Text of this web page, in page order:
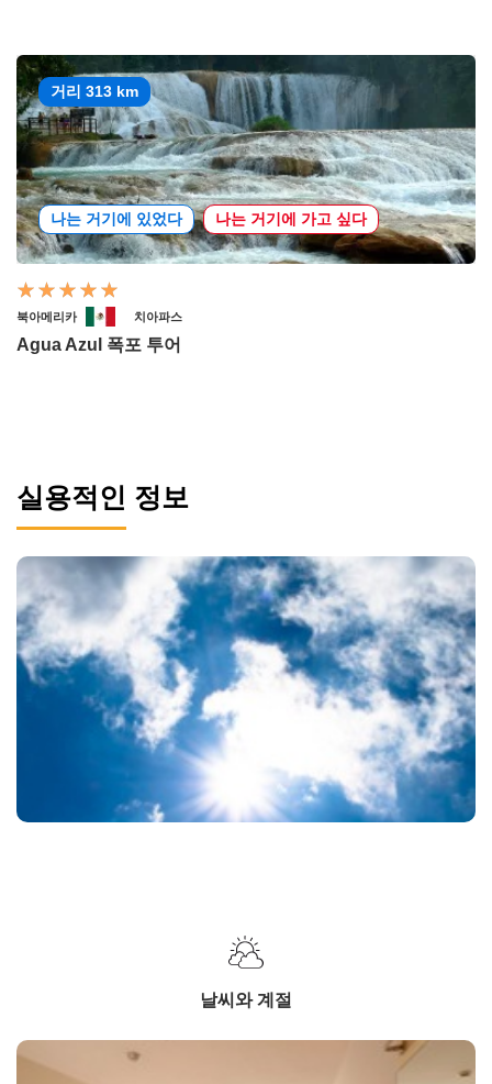
거리 313 km
나는 거기에 있었다 나는 거기에 가고 싶다
북아메리카 치아파스
Agua Azul 폭포 투어
실용적인 정보
날씨와 계절